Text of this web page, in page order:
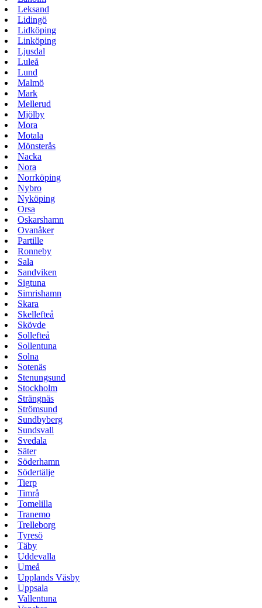
Leksand
Lidingö
Lidköping
Linköping
Ljusdal
Luleå
Lund
Malmö
Mark
Mellerud
Mjölby
Mora
Motala
Mönsterås
Nacka
Nora
Norrköping
Nybro
Nyköping
Orsa
Oskarshamn
Ovanåker
Partille
Ronneby
Sala
Sandviken
Sigtuna
Simrishamn
Skara
Skellefteå
Skövde
Sollefteå
Sollentuna
Solna
Sotenäs
Stenungsund
Stockholm
Strängnäs
Strömsund
Sundbyberg
Sundsvall
Svedala
Säter
Söderhamn
Södertälje
Tierp
Timrå
Tomelilla
Tranemo
Trelleborg
Tyresö
Täby
Uddevalla
Umeå
Upplands Väsby
Uppsala
Vallentuna